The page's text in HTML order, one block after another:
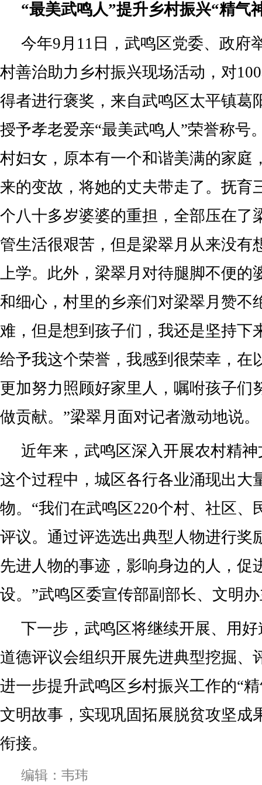
“最美武鸣人”提升乡村振兴“精气
今年9月11日，武鸣区党委、政府
村善治助力乡村振兴现场活动，对
得者进行褒奖，来自武鸣区太平镇葛
授予孝老爱亲“最美武鸣人”荣誉称号
村妇女，原本有一个和谐美满的家庭
来的变故，将她的丈夫带走了。抚育
个八十多岁婆婆的重担，全部压在了
管生活很艰苦，但是梁翠月从来没有
上学。此外，梁翠月对待腿脚不便的
和细心，村里的乡亲们对梁翠月赞不
难，但是想到孩子们，我还是坚持下
给予我这个荣誉，我感到很荣幸，在
更加努力照顾好家里人，嘱咐孩子们
做贡献。”梁翠月面对记者激动地说。
近年来，武鸣区深入开展农村精
这个过程中，城区各行各业涌现出大
物。“我们在武鸣区220个村、社区、
评议。通过评选选出典型人物进行奖
先进人物的事迹，影响身边的人，促
设。”武鸣区委宣传部副部长、文明
下一步，武鸣区将继续开展、用
道德评议会组织开展先进典型挖掘、
进一步提升武鸣区乡村振兴工作的“
文明故事，实现巩固拓展脱贫攻坚成
衔接。
编辑：韦玮